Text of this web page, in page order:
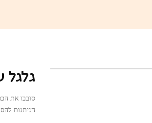
גלגל
הניתנות